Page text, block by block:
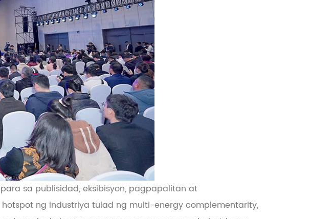
sa publisidad, eksibisyon, pagpapalitan at
ng industriya tulad ng multi-energy complementarity,